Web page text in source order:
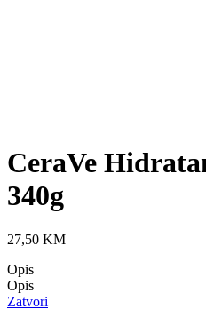
CeraVe
340g
27,50 KM
Opis
Opis
Zatvori